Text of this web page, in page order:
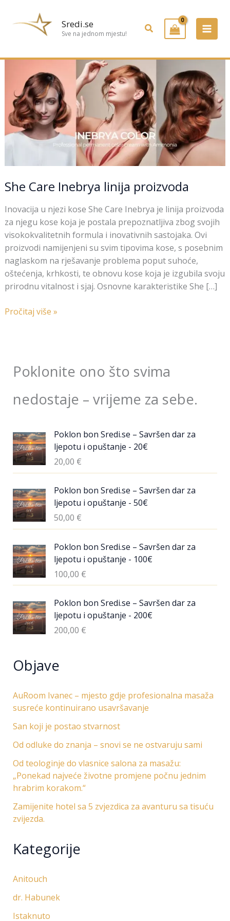
Sredi.se
Sve na jednom mjestu! Pretraživanje
She Care Inebrya linija proizvoda
Inovacija u njezi kose She Care Inebrya je linija proizvoda
za njegu kose koja je postala prepoznatljiva zbog svojih
visokokvalitetnih formula i inovativnih sastojaka. Ovi
proizvodi namijenjeni su svim tipovima kose, s posebnim
naglaskom na rješavanje problema poput suhoće,
oštećenja, krhkosti, te obnovu kose koja je izgubila svoju
prirodnu vitalnost i sjaj. Osnovne karakteristike She […]
Inebrya
linija
proizvoda
Pročitaj više »
Poklonite ono što svima
nedostaje – vrijeme za sebe.
Poklon bon Sredi.se – Savršen dar za
ljepotu i opuštanje - 20€
20,00 €
Poklon bon Sredi.se – Savršen dar za
ljepotu i opuštanje - 50€
50,00 €
Poklon bon Sredi.se – Savršen dar za
ljepotu i opuštanje - 100€
100,00 €
Poklon bon Sredi.se – Savršen dar za
ljepotu i opuštanje - 200€
200,00 €
Objave
AuRoom Ivanec – mjesto gdje profesionalna masaža
susreće kontinuirano usavršavanje
San koji je postao stvarnost
Od odluke do znanja – snovi se ne ostvaruju sami
Od teologinje do vlasnice salona za masažu:
„Ponekad najveće životne promjene počnu jednim
hrabrim korakom.“
Zamijenite hotel sa 5 zvjezdica za avanturu sa tisuću
zvijezda.
Kategorije
Anitouch
dr. Habunek
Istaknuto